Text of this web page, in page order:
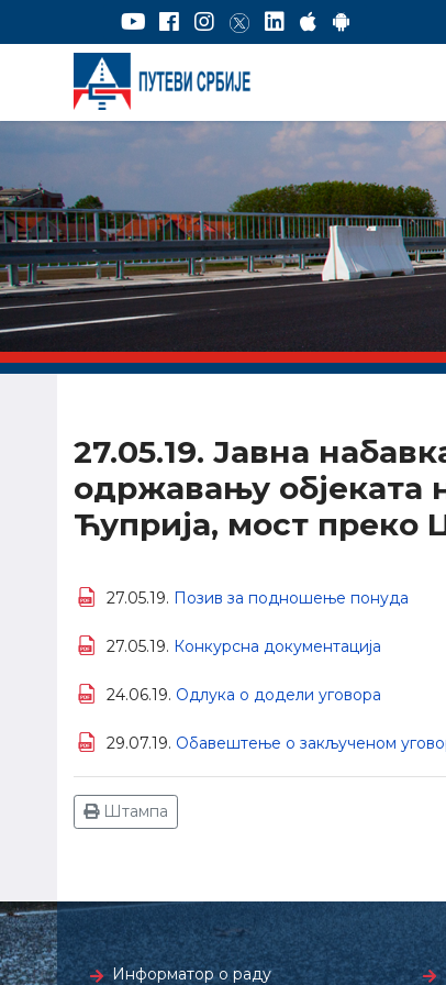
27.05.19. Јавна
одржавању објеката
Ћуприја, мост преко
27.05.19. Позив за подношење понуда
27.05.19. Конкурсна документација
24.06.19. Одлука о додели уговора
29.07.19. Обавештење о закљученом
Штампа
Информатор о раду